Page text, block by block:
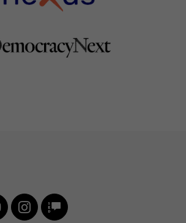
YoutubeInstagramSKD
Blog